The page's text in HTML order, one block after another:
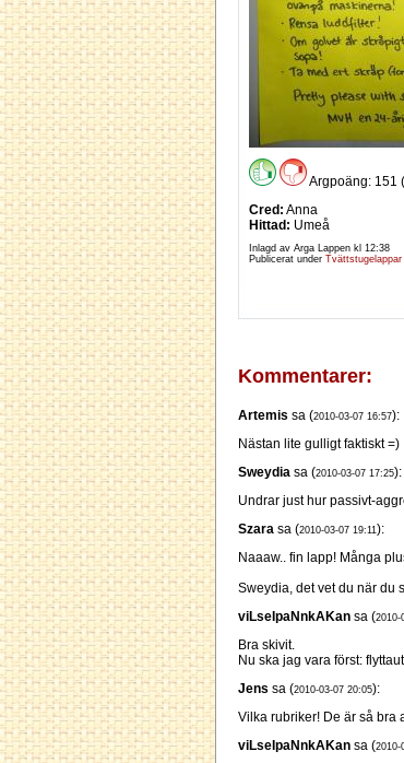
Argpoäng: 151
Cred: Anna
Hittad: Umeå
Inlagd av Arga Lappen kl 12:38
Publicerat under Tvättstugelappar
Kommentarer:
Artemis sa (2010-03-07 16:57):
Nästan lite gulligt faktiskt =)
Sweydia sa (2010-03-07 17:25):
Undrar just hur passivt-
Szara sa (2010-03-07 19:11):
Naaaw.. fin lapp! Många
Sweydia, det vet du när du
viLseIpaNnkAKan sa (2010-
Bra skivit.
Nu ska jag vara först:
Jens sa (2010-03-07 20:05):
Vilka rubriker! De är så bra
viLseIpaNnkAKan sa (2010-